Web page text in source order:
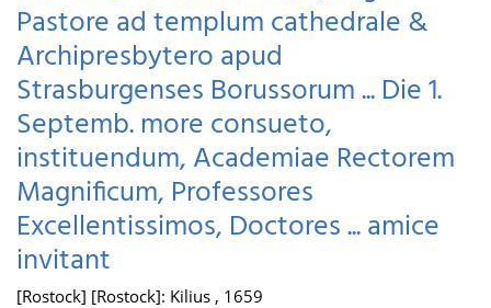
Pastore ad templum cathedrale &
Archipresbytero apud
Strasburgenses Borussorum ... Die 1.
Septemb. more consueto,
instituendum, Academiae Rectorem
Magnificum, Professores
Excellentissimos, Doctores ... amice
invitant
[Rostock] [Rostock]: Kilius , 1659